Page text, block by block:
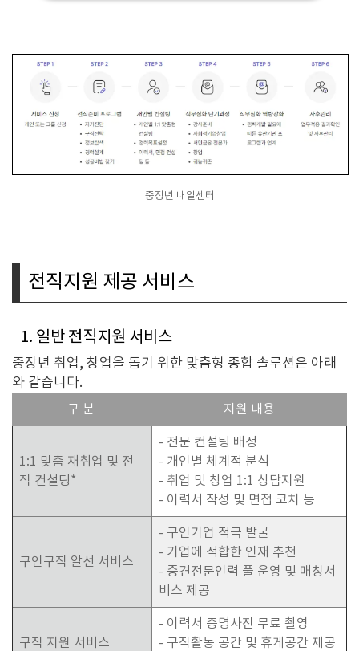
중장년 내일센터
전직지원 제공 서비스
1. 일반 전직지원 서비스
중장년 취업, 창업을 돕기 위한 맞춤형 종합 솔루션은 아래
와 같습니다.
구 분 지원 내용
1:1 맞춤 재취업 및 전
직 컨설팅*
- 전문 컨설팅 배정
- 개인별 체계적 분석
- 취업 및 창업 1:1 상담지원
- 이력서 작성 및 면접 코치 등
구인구직 알선 서비스
- 구인기업 적극 발굴
- 기업에 적합한 인재 추천
- 중견전문인력 풀 운영 및 매칭서
비스 제공
구직 지원 서비스
- 이력서 증명사진 무료 촬영
- 구직활동 공간 및 휴게공간 제공